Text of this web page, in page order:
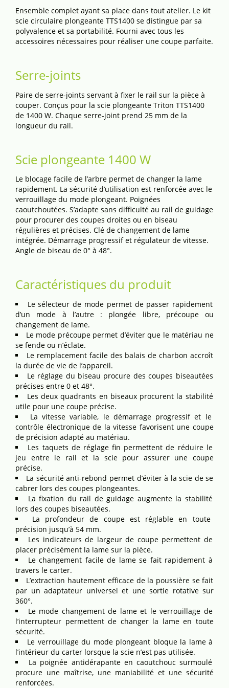
Ensemble complet ayant sa place dans tout atelier. Le kit
scie circulaire plongeante TTS1400 se distingue par sa
polyvalence et sa portabilité. Fourni avec tous les
accessoires nécessaires pour réaliser une coupe parfaite.
Serre-joints
Paire de serre-joints servant à fixer le rail sur la pièce à
couper. Conçus pour la scie plongeante Triton TTS1400
de 1400 W. Chaque serre-joint prend 25 mm de la
longueur du rail.
Scie plongeante 1400 W
Le blocage facile de l’arbre permet de changer la lame
rapidement. La sécurité d’utilisation est renforcée avec le
verrouillage du mode plongeant. Poignées
caoutchoutées. S’adapte sans difficulté au rail de guidage
pour procurer des coupes droites ou en biseau
régulières et précises. Clé de changement de lame
intégrée. Démarrage progressif et régulateur de vitesse.
Angle de biseau de 0° à 48°.
Caractéristiques du produit
Le sélecteur de mode permet de passer rapidement
d’un mode à l’autre : plongée libre, précoupe ou
changement de lame.
Le mode précoupe permet d’éviter que le matériau ne
se fende ou n’éclate.
Le remplacement facile des balais de charbon accroît
la durée de vie de l’appareil.
Le réglage du biseau procure des coupes biseautées
précises entre 0 et 48°.
Les deux quadrants en biseaux procurent la stabilité
utile pour une coupe précise.
La vitesse variable, le démarrage progressif et le
contrôle électronique de la vitesse favorisent une coupe
de précision adapté au matériau.
Les taquets de réglage fin permettent de réduire le
jeu entre le rail et la scie pour assurer une coupe
précise.
La sécurité anti-rebond permet d’éviter à la scie de se
cabrer lors des coupes plongeantes.
La fixation du rail de guidage augmente la stabilité
lors des coupes biseautées.
La profondeur de coupe est réglable en toute
précision jusqu’à 54 mm.
Les indicateurs de largeur de coupe permettent de
placer précisément la lame sur la pièce.
Le changement facile de lame se fait rapidement à
travers le carter.
L’extraction hautement efficace de la poussière se fait
par un adaptateur universel et une sortie rotative sur
360°.
Le mode changement de lame et le verrouillage de
l’interrupteur permettent de changer la lame en toute
sécurité.
Le verrouillage du mode plongeant bloque la lame à
l’intérieur du carter lorsque la scie n’est pas utilisée.
La poignée antidérapante en caoutchouc surmoulé
procure une maîtrise, une maniabilité et une sécurité
renforcées.